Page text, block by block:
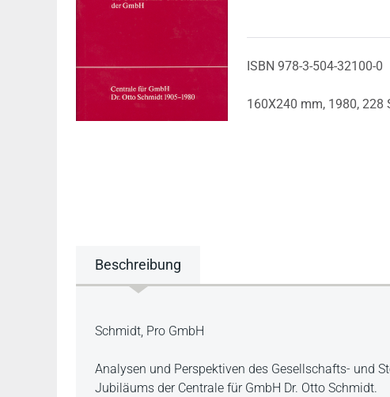
ISBN 978-3-504-32100-0
160X240 mm, 1980, 228
Beschreibung
Beschreibung
Schmidt, Pro GmbH
Analysen und Perspektiven des Gesellschafts- und
Jubiläums der Centrale für GmbH Dr. Otto Schmidt.